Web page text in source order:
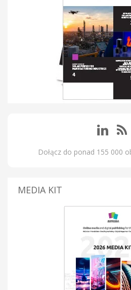
Dołącz do ponad 155 000
MEDIA KIT